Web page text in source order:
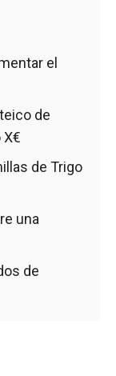
el
de
de Trigo
una
de